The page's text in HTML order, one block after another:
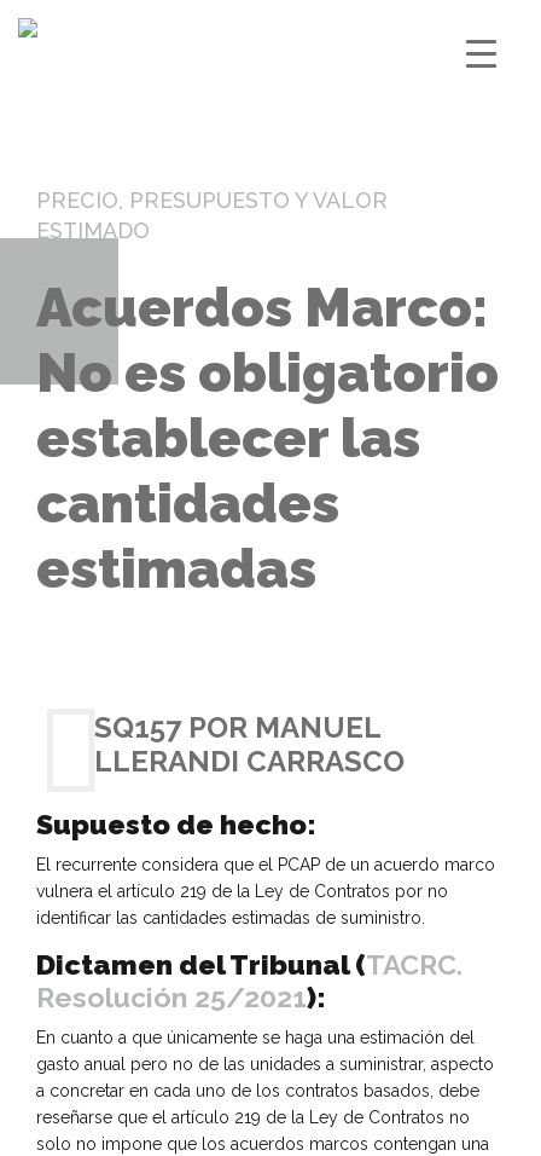
PRECIO, PRESUPUESTO Y VALOR
ESTIMADO
Acuerdos Marco:
No es obligatorio
establecer las
cantidades
estimadas
SQ157 POR MANUEL
LLERANDI CARRASCO
Supuesto de hecho:
El recurrente considera que el PCAP de un acuerdo marco
vulnera el artículo 219 de la Ley de Contratos por no
identificar las cantidades estimadas de suministro.
Dictamen del Tribunal (TACRC.
Resolución 25/2021):
En cuanto a que únicamente se haga una estimación del
gasto anual pero no de las unidades a suministrar, aspecto
a concretar en cada uno de los contratos basados, debe
reseñarse que el artículo 219 de la Ley de Contratos no
solo no impone que los acuerdos marcos contengan una